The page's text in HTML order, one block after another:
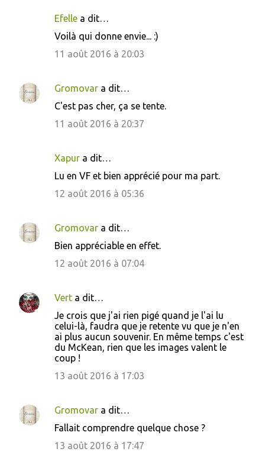
e
Efelle a dit…
Voilà qui donne envie... :)
11 août 2016 à 20:03
Gromovar a dit…
C'est pas cher, ça se tente.
11 août 2016 à 20:37
Xapur a dit…
Lu en VF et bien apprécié pour ma part.
12 août 2016 à 05:36
Gromovar a dit…
Bien appréciable en effet.
12 août 2016 à 07:04
Vert a dit…
Je crois que j'ai rien pigé quand je l'ai lu
celui-là, faudra que je retente vu que je n'en
ai plus aucun souvenir. En même temps c'est
du McKean, rien que les images valent le
coup !
13 août 2016 à 17:03
Gromovar a dit…
Fallait comprendre quelque chose ?
13 août 2016 à 17:47